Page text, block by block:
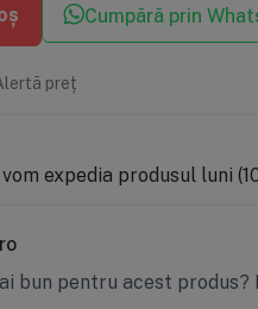
Cumpără prin
preț
expedia produsul luni
bun pentru acest produs?